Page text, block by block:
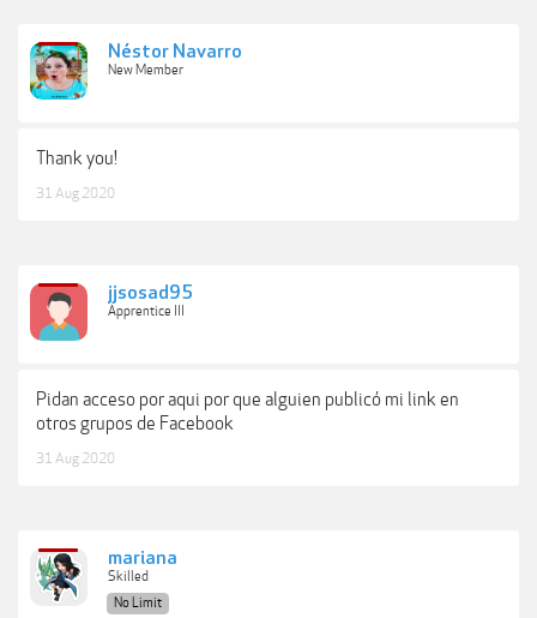
Néstor Navarro
New Member
Thank you!
31 Aug 2020
jjsosad95
Apprentice III
Pidan acceso por aqui por que alguien publicó mi link en
otros grupos de Facebook
31 Aug 2020
mariana
Skilled
No Limit